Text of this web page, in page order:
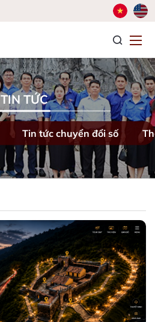
TIN TỨC
Tin tức chuyển đổi số